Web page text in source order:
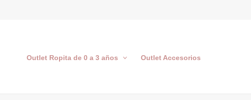
Outlet Ropita de 0 a 3 años Outlet Accesorios